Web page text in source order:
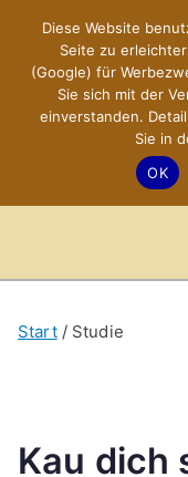
springen
Start Studie
Kau dich
Diese Website
Seite zu
(Google) für
Sie sich mit der
einverstanden.
Sie in
OK